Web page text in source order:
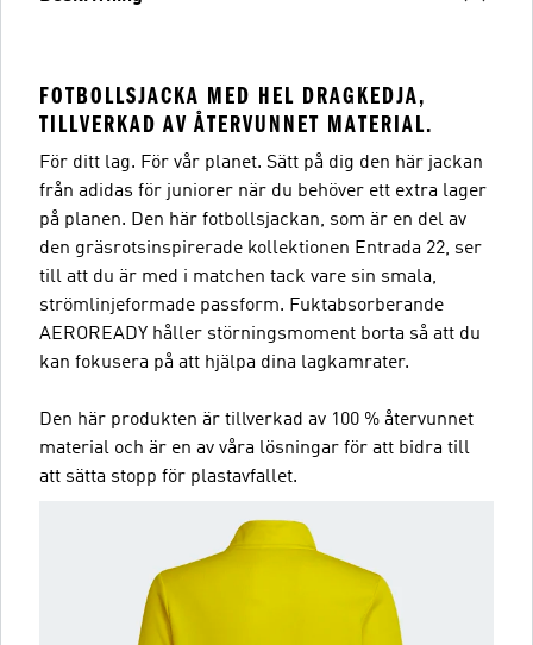
FOTBOLLSJACKA MED HEL DRAGKEDJA,
TILLVERKAD AV ÅTERVUNNET MATERIAL.
För ditt lag. För vår planet. Sätt på dig den här jackan
från adidas för juniorer när du behöver ett extra lager
på planen. Den här fotbollsjackan, som är en del av
den gräsrotsinspirerade kollektionen Entrada 22, ser
till att du är med i matchen tack vare sin smala,
strömlinjeformade passform. Fuktabsorberande
AEROREADY håller störningsmoment borta så att du
kan fokusera på att hjälpa dina lagkamrater.
Den här produkten är tillverkad av 100 % återvunnet
material och är en av våra lösningar för att bidra till
att sätta stopp för plastavfallet.